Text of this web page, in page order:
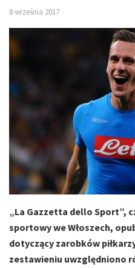
8 września 2017
„La Gazzetta dello Sport”,
sportowy we Włoszech,
dotyczący zarobków
zestawieniu uwzględniono